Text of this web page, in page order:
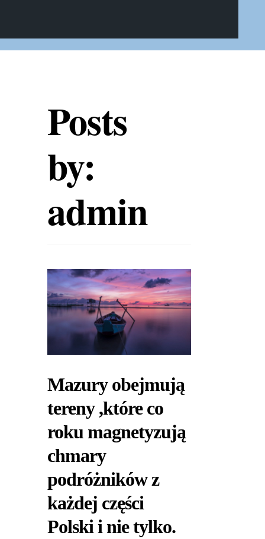
Posts
by:
admin
Mazury obejmują
tereny ,które co
roku magnetyzują
chmary
podróżników z
każdej części
Polski i nie tylko.